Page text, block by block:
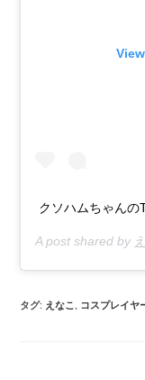
クソハムちゃんの
A post shared by
タグ: えなこ, コスプレイヤ